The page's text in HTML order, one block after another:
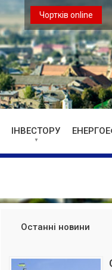
Чортків online
ІНВЕСТОРУ
Останні новини